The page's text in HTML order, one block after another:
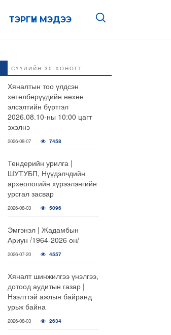
ТЭРГҮҮН МЭДЭЭ
СҮҮЛИЙН 30 ХОНОГТ
Хяналтын тоо үлдсэн
хөтөлбөрүүдийн нөхөн
элсэлтийн бүртгэл
2026.08.10-ны 10:00 цагт
эхэлнэ
2026-08-07 7458
Тендерийн урилга |
ШУТУБП, Нүүдэлчдийн
археологийн хүрээлэнгийн
урсгал засвар
2026-08-03 5096
Эмгэнэл | Жадамбын
Ариун /1964-2026 он/
2026-07-20 4557
Хяналт шинжилгээ үнэлгээ,
дотоод аудитын газар |
Нээлттэй ажлын байранд
урьж байна
2026-08-03 2634